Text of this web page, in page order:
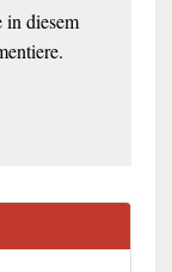
diesem